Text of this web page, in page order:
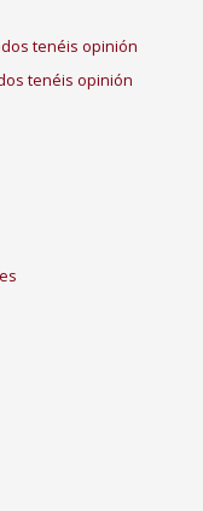
tenéis opinión
tenéis opinión